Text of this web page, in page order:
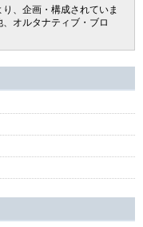
、企画・構成されていま
オルタナティブ・ブロ